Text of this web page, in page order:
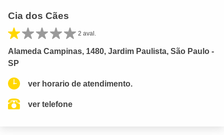
Cia dos Cães
2 aval.
Alameda Campinas, 1480, Jardim Paulista, São Paulo -
SP
ver horario de atendimento.
ver telefone